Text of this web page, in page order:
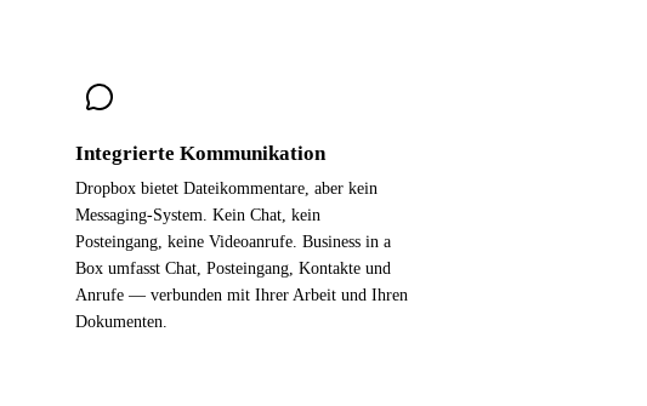
Integrierte Kommunikation
Dropbox bietet Dateikommentare, aber kein
Messaging-System. Kein Chat, kein
Posteingang, keine Videoanrufe. Business in a
Box umfasst Chat, Posteingang, Kontakte und
Anrufe — verbunden mit Ihrer Arbeit und Ihren
Dokumenten.